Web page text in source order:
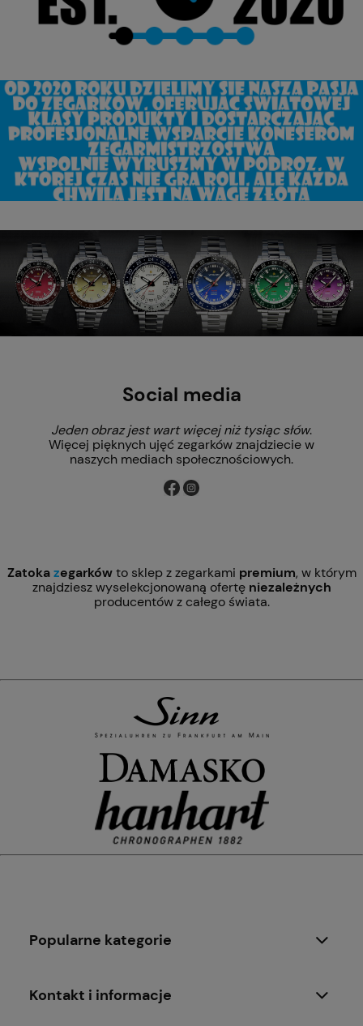
Social media
Jeden obraz jest wart więcej niż tysiąc słów.
Więcej pięknych ujęć zegarków znajdziecie w
naszych mediach społecznościowych.
Zatokazegarkówto sklep z zegarkami premium, w którym
znajdziesz wyselekcjonowaną ofertę niezależnych
producentów z całego świata.
Popularne kategorie
Kontakt i informacje